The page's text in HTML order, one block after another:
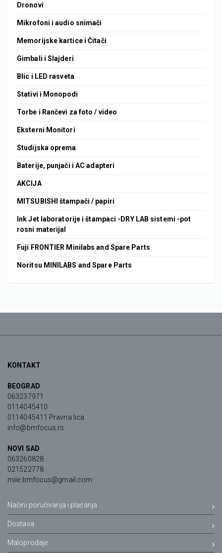
Dronovi
Mikrofoni i audio snimači
Memorijske kartice i Čitači
Gimbali i Slajderi
Blic i LED rasveta
Stativi i Monopodi
Torbe i Rančevi za foto / video
Eksterni Monitori
Studijska oprema
Baterije, punjači i AC adapteri
AKCIJA
MITSUBISHI štampači / papiri
Ink Jet laboratorije i štampaci -DRY LAB sistemi -pot
rosni materijal
Fuji FRONTIER Minilabs and Spare Parts
Noritsu MINILABS and Spare Parts
KONTAKT
BEOGRAD
063237971
0114045410
0114045411 Pravna lica
info@bmfocus.rs
NOVI SAD
063260828
021522778
mile.bmfocus@gmail.com
Načini poručivanja i plaćanja
Dostava
Maloprodaje